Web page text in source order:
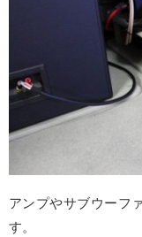
アンプやサブウーフ
す。